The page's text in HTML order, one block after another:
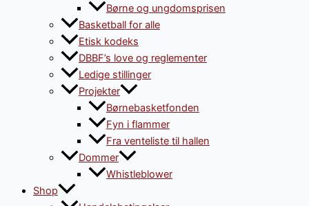
Børne og ungdomsprisen
Basketball for alle
Etisk kodeks
DBBF’s love og reglementer
Ledige stillinger
Projekter
Børnebasketfonden
Fyn i flammer
Fra venteliste til hallen
Dommer
Whistleblower
Shop